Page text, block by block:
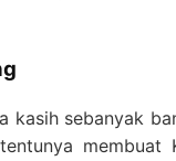
sebanyak